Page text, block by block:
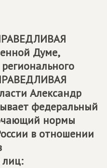
Думе,
Александр
федеральный
нормы
в отношении
лиц: